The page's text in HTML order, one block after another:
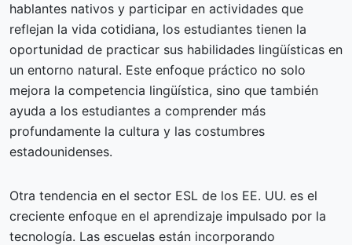
hablantes nativos y participar en actividades que
reflejan la vida cotidiana, los estudiantes tienen la
oportunidad de practicar sus habilidades lingüísticas en
un entorno natural. Este enfoque práctico no solo
mejora la competencia lingüística, sino que también
ayuda a los estudiantes a comprender más
profundamente la cultura y las costumbres
estadounidenses.
Otra tendencia en el sector ESL de los EE. UU. es el
creciente enfoque en el aprendizaje impulsado por la
tecnología. Las escuelas están incorporando